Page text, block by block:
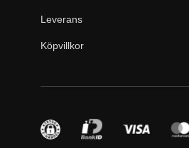
Leverans
Köpvillkor